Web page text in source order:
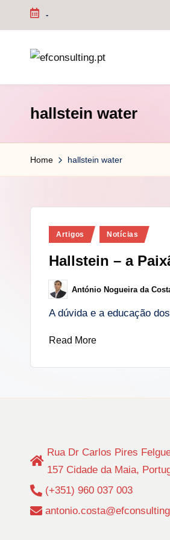
Skip
-
f
o
n
s
hallstein water
Home hallstein water
Posted
Artigos Notícias
Hallstein – a
Posted
by
António Nogueira da
A dúvida e a educação
Read More
Rua Dr Carlos Pires
157 Cidade da Maia,
(+351) 960 037 003